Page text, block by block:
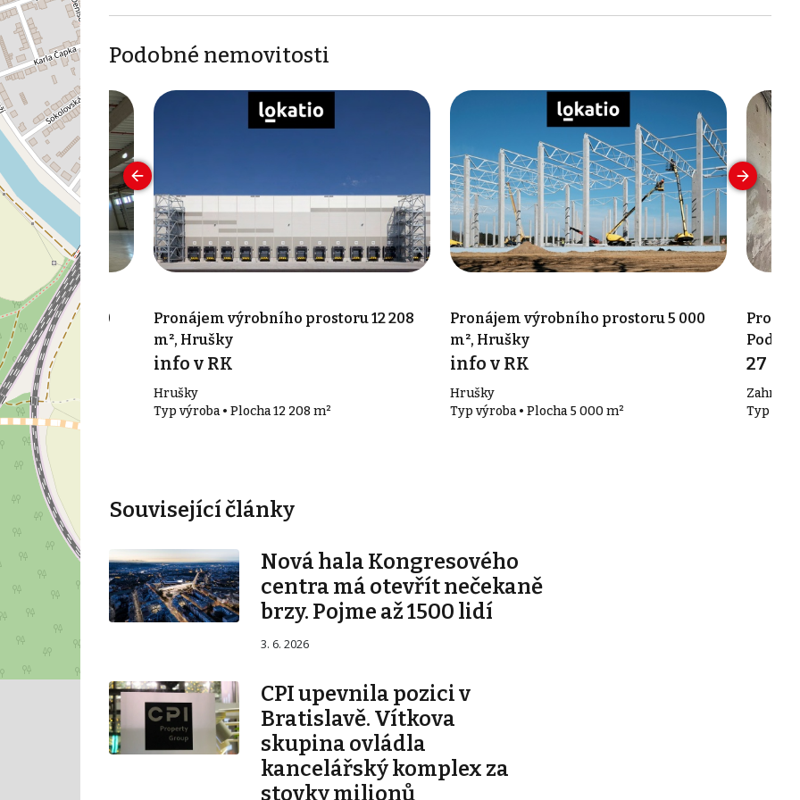
Podobné nemovitosti
prostoru 1 800
m²
Pronájem výrobního prostoru 12 208
m², Hrušky
info v RK
Hrušky
Typ výroba • Plocha 12 208 m²
Pronájem výrobního prostoru 5 000
m², Hrušky
info v RK
Hrušky
Typ výroba • Plocha 5 000 m²
27
Typ
Související články
Nová hala Kongresového
centra má otevřít nečekaně
brzy. Pojme až 1500 lidí
3. 6. 2026
CPI upevnila pozici v
Bratislavě. Vítkova
skupina ovládla
kancelářský komplex za
stovky milionů